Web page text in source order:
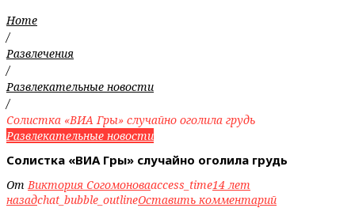
Home
/
Развлечения
/
Развлекательные новости
/
Солистка «ВИА Гры» случайно оголила грудь
Развлекательные новости
Солистка «ВИА Гры» случайно оголила грудь
ОтВиктория Согомоноваaccess_time14 лет
назадchat_bubble_outlineОставить комментарий